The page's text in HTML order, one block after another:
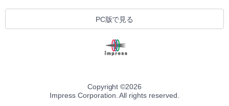
PC版で見る
Copyright ©2026
Impress Corporation. All rights reserved.